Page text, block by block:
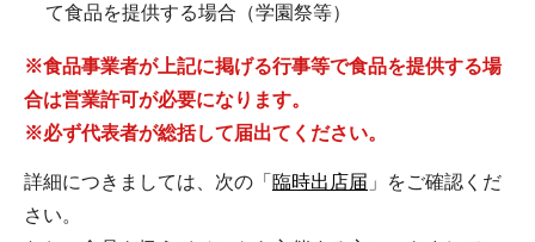
て食品を提供する場合（学園祭等）
※食品事業者が上記に掲げる行事等で食品を提供する場
合は営業許可が必要になります。
※必ず代表者が総括して届出てください。
詳細につきましては、次の「 臨時出店届 」をご確認くだ
さい。